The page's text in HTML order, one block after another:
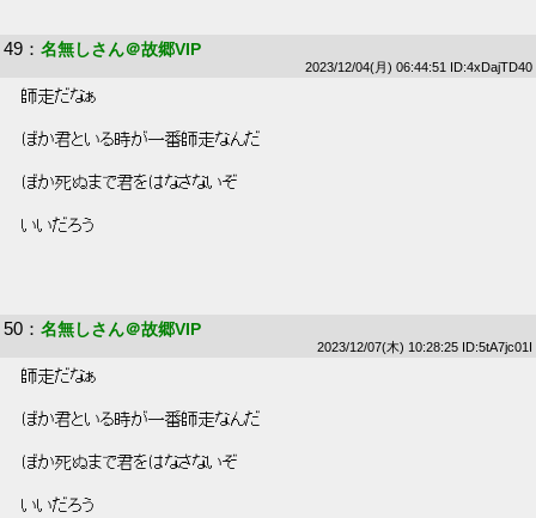
49 ： 名無しさん＠故郷VIP
2023/12/04(月) 06:44:51 ID:4xDajTD40
師走だなぁ
ぼか君といる時が一番師走なんだ
ぼか死ぬまで君をはなさないぞ
いいだろう
50 ： 名無しさん＠故郷VIP
2023/12/07(木) 10:28:25 ID:5tA7jc01I
師走だなぁ
ぼか君といる時が一番師走なんだ
ぼか死ぬまで君をはなさないぞ
いいだろう